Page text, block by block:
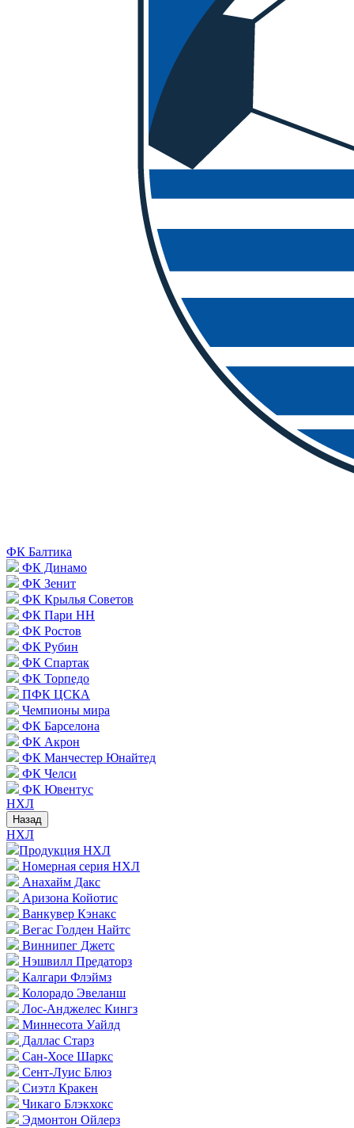
ФК Балтика
ФК Динамо
ФК Зенит
ФК Крылья Советов
ФК Пари НН
ФК Ростов
ФК Рубин
ФК Спартак
ФК Торпедо
ПФК ЦСКА
Чемпионы мира
ФК Барселона
ФК Акрон
ФК Манчестер Юнайтед
ФК Челси
ФК Ювентус
НХЛ
Назад
НХЛ
Продукция НХЛ
Номерная серия НХЛ
Анахайм Дакс
Аризона Койотис
Ванкувер Кэнакс
Вегас Голден Найтс
Виннипег Джетс
Нэшвилл Предаторз
Калгари Флэймз
Колорадо Эвеланш
Лос-Анджелес Кингз
Миннесота Уайлд
Даллас Старз
Сан-Хосе Шаркс
Сент-Луис Блюз
Сиэтл Кракен
Чикаго Блэкхокс
Эдмонтон Ойлерз